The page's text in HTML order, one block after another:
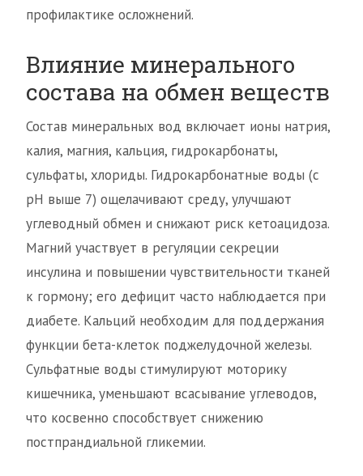
профилактике осложнений.
Влияние минерального
состава на обмен веществ
Состав минеральных вод включает ионы натрия,
калия, магния, кальция, гидрокарбонаты,
сульфаты, хлориды. Гидрокарбонатные воды (с
pH выше 7) ощелачивают среду, улучшают
углеводный обмен и снижают риск кетоацидоза.
Магний участвует в регуляции секреции
инсулина и повышении чувствительности тканей
к гормону; его дефицит часто наблюдается при
диабете. Кальций необходим для поддержания
функции бета-клеток поджелудочной железы.
Сульфатные воды стимулируют моторику
кишечника, уменьшают всасывание углеводов,
что косвенно способствует снижению
постпрандиальной гликемии.